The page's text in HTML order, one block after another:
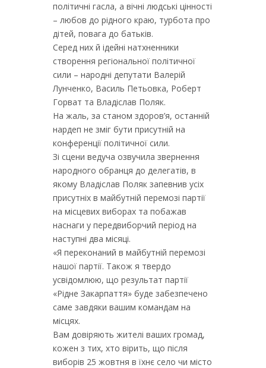
політичні гасла, а вічні людські цінності
– любов до рідного краю, турбота про
дітей, повага до батьків.
Серед них й ідейні натхненники
створення регіональної політичної
сили – народні депутати Валерій
Лунченко, Василь Петьовка, Роберт
Горват та Владіслав Поляк.
На жаль, за станом здоров’я, останній
нардеп не зміг бути присутній на
конференції політичної сили.
Зі сцени ведуча озвучила звернення
народного обранця до делегатів, в
якому Владіслав Поляк запевнив усіх
присутніх в майбутній перемозі партії
на місцевих виборах та побажав
наснаги у передвиборчий період на
наступні два місяці.
«Я переконаний в майбутній перемозі
нашої партії. Також я твердо
усвідомлюю, що результат партії
«Рідне Закарпаття» буде забезпечено
саме завдяки вашим командам на
місцях.
Вам довіряють жителі ваших громад,
кожен з тих, хто вірить, що після
виборів 25 жовтня в їхнє село чи місто